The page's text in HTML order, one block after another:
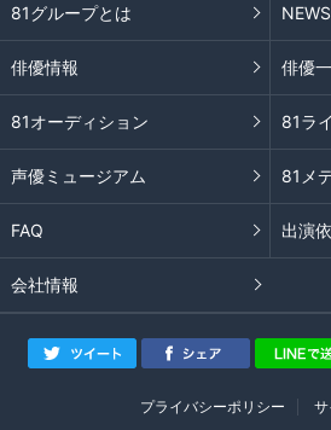
81グループとは NEWS
俳優情報 俳優
81オーディション 81ラ
声優ミュージアム 81メ
FAQ 出演
会社情報
プライバシーポリシー